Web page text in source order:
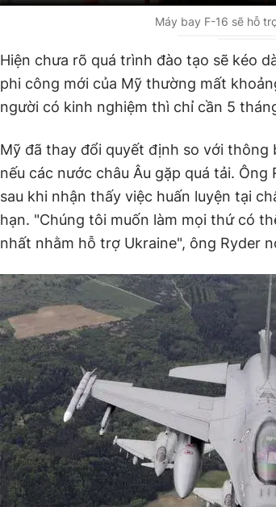
Máy bay F-16 sẽ hỗ
Hiện chưa rõ quá trình đào tạo sẽ kéo
phi công mới của Mỹ thường mất
người có kinh nghiệm thì chỉ cần 5
Mỹ đã thay đổi quyết định so với
nếu các nước châu Âu gặp quá tải.
sau khi nhận thấy việc huấn luyện tại
hạn. "Chúng tôi muốn làm mọi thứ có
nhất nhằm hỗ trợ Ukraine", ông Ryder